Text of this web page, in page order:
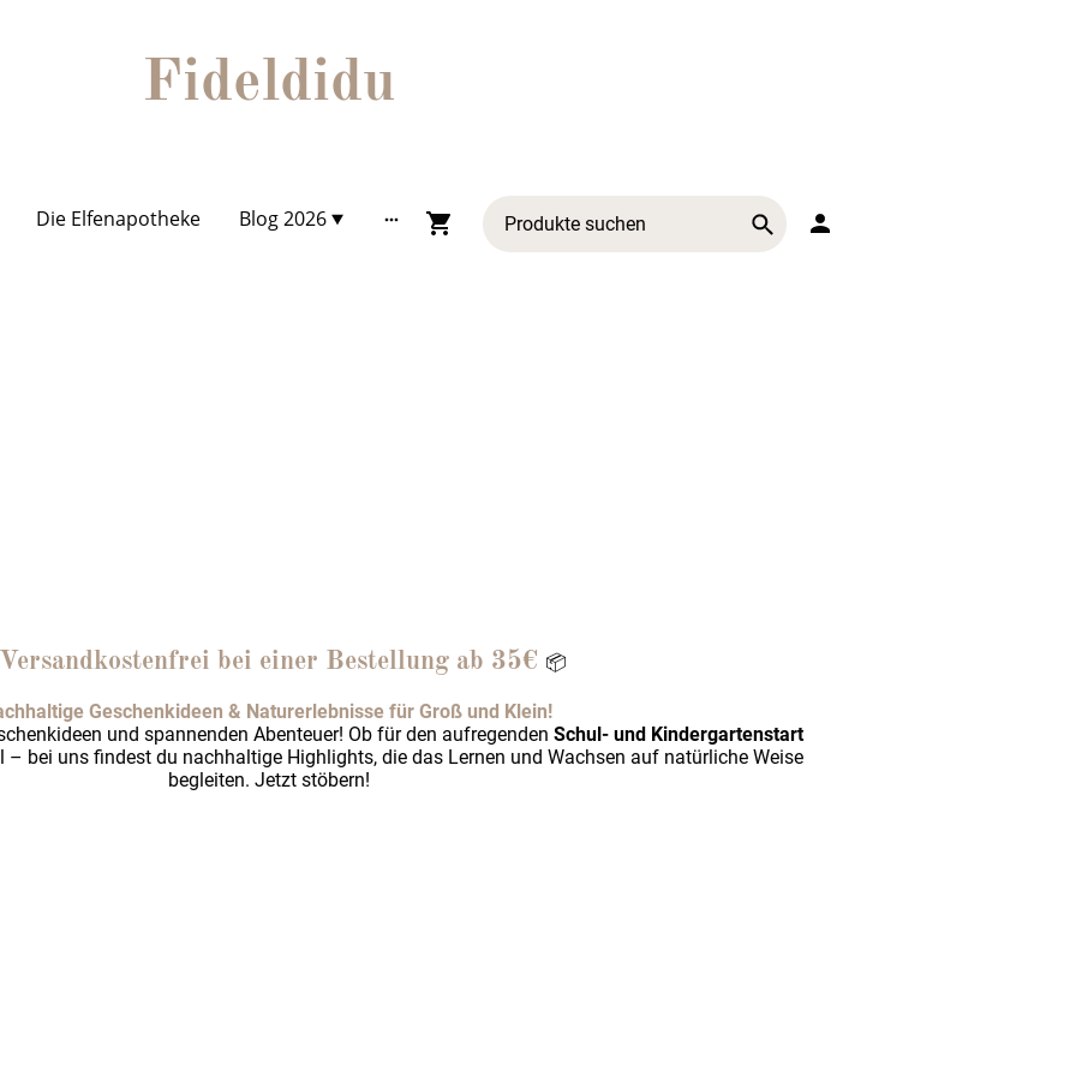
Fideldidu
Die Elfenapotheke Blog 2026
Versandkostenfrei bei einer Bestellung ab 35€ 📦
Geschenkideen & Naturerlebnisse für Groß und Klein!
und spannenden Abenteuer! Ob für den aufregenden Schul- und Kindergartenstart
– bei uns findest du nachhaltige Highlights, die das Lernen und Wachsen auf natürliche Weise
begleiten. Jetzt stöbern!